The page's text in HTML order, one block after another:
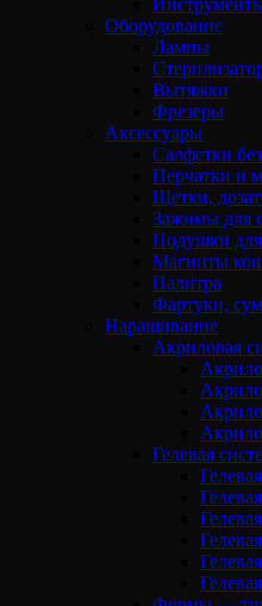
Оборудование
Лампы
Вытяжки
Фрезеры
Аксессуары
Салфетки
Перчатки и
Щетки,
Зажимы для
Подушки
Магниты
Палитра
Фартуки,
Наращивание
Акриловая
Гелевая